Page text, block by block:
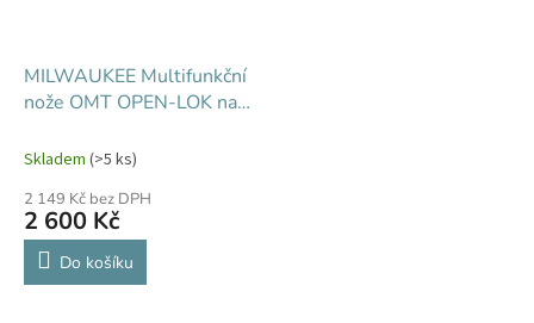
MILWAUKEE Multifunkční
nože OMT OPEN-LOK na
Skladem (>5 ks)
2 149 Kč bez DPH
2 600 Kč
Do košíku